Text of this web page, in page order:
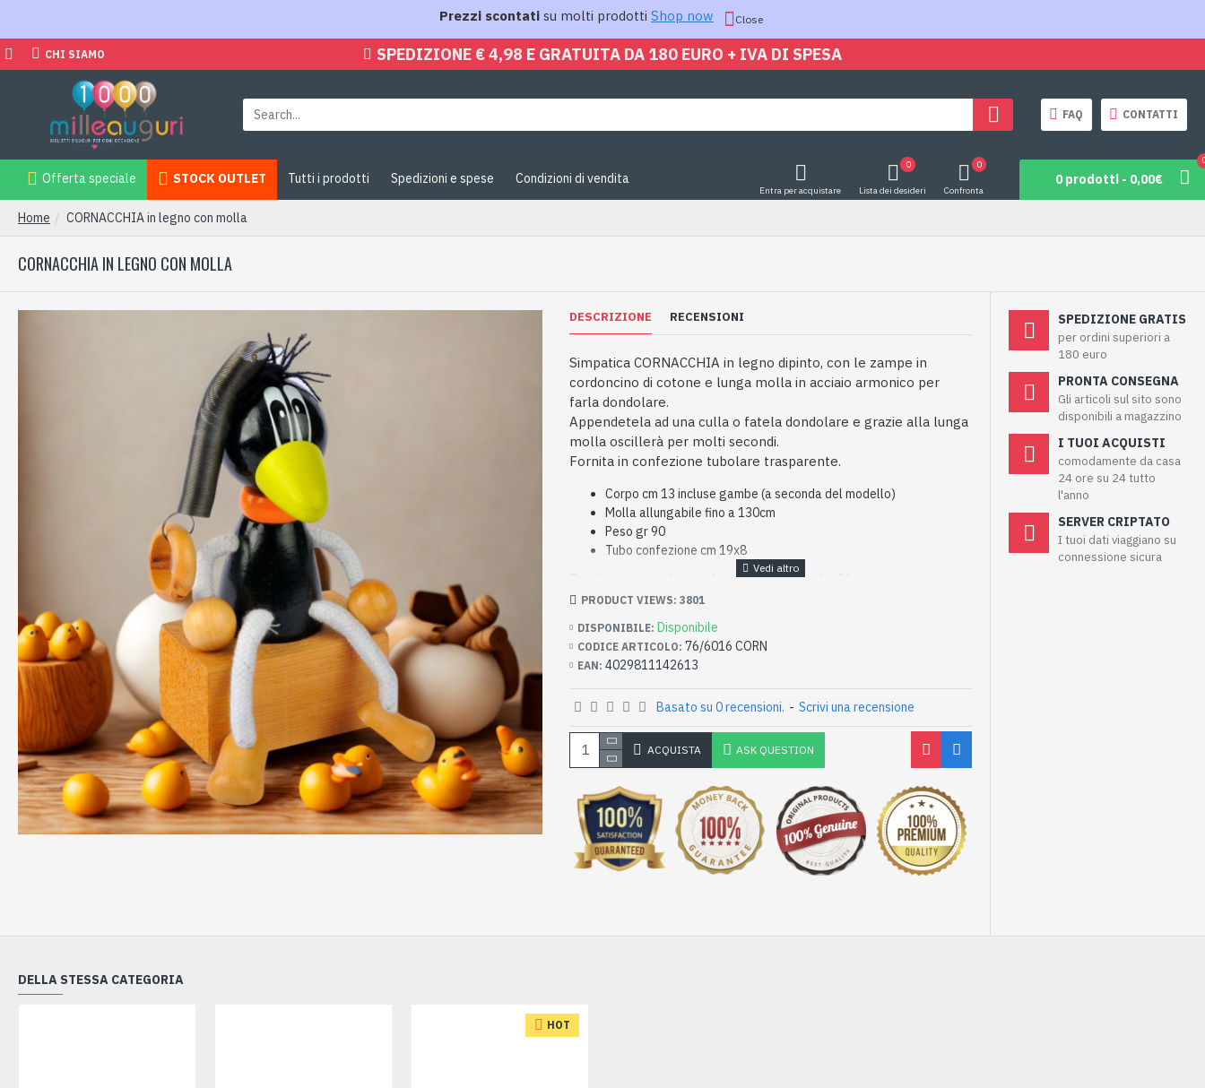
Prezzi scontati su molti prodotti Shop now Close
CHI SIAMO SPEDIZIONE € 4,98 E GRATUITA DA 180 EURO + IVA DI SPESA
FAQ CONTATTI
Offerta speciale STOCK OUTLET Tutti i prodotti Spedizioni e spese Condizioni di vendita
Entra per acquistare Lista dei desideri
0
Confronta
0
0 prodotti - 0,00€
Home CORNACCHIA in legno con molla
CORNACCHIA IN LEGNO CON MOLLA
DESCRIZIONE RECENSIONI
Simpatica CORNACCHIA in legno dipinto, con le zampe in
cordoncino di cotone e lunga molla in acciaio armonico per
farla dondolare.
Appendetela ad una culla o fatela dondolare e grazie alla lunga
molla oscillerà per molti secondi.
Fornita in confezione tubolare trasparente.
Corpo cm 13 incluse gambe (a seconda del modello)
Molla allungabile fino a 130cm
Peso gr 90
Tubo confezione cm 19x8
Prodotto non adatto a bimbi al di sotto dei 36 mesi
DISPONIBILE: Disponibile
CODICE ARTICOLO: 76/6016 CORN
EAN: 4029811142613
PRODUCT VIEWS: 3801
Basato su 0 recensioni. - Scrivi una recensione
ACQUISTA ASK QUESTION
SPEDIZIONE GRATIS
per ordini superiori a
180 euro
PRONTA CONSEGNA
Gli articoli sul sito sono
disponibili a magazzino
I TUOI ACQUISTI
comodamente da casa
24 ore su 24 tutto
l'anno
SERVER CRIPTATO
I tuoi dati viaggiano su
connessione sicura
DELLA STESSA CATEGORIA
HOT